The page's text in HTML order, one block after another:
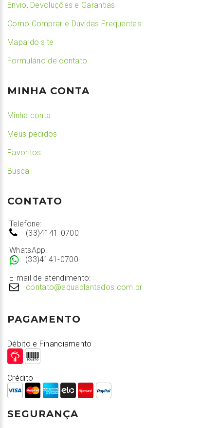
Envio, Devoluções e Garantias
Como Comprar e Dúvidas Frequentes
Mapa do site
Formulário de contato
MINHA CONTA
Minha conta
Meus pedidos
Favoritos
Busca
CONTATO
Telefone:
(33)4141-0700
WhatsApp:
(33)4141-0700
E-mail de atendimento:
contato@aquaplantados.com.br
PAGAMENTO
Débito e Financiamento
Crédito
SEGURANÇA